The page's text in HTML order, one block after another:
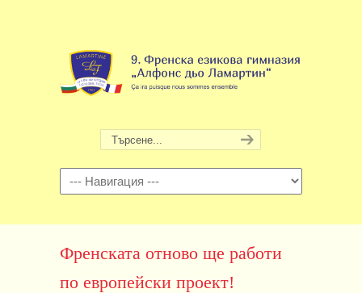
Навигация
Френската отново ще работи
по европейски проект!